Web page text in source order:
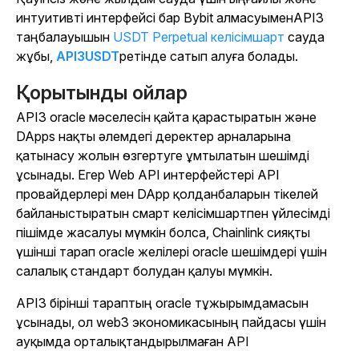
интуитивті интерфейсі бар Bybit алмасуыменAPI3
таңбалауышын USDT Perpetual келісімшарт сауда
жұбы, API3USDTретінде сатып алуға болады.
Қорытынды ойлар
API3 oracle мәселесін қайта қарастыратын және
DApps нақты әлемдегі деректер арналарына
қатынасу жолын өзгертуге ұмтылатын шешімді
ұсынады. Егер Web API интерфейстері API
провайдерлері мен DApp қолданбаларын тікелей
байланыстыратын смарт келісімшартпен үйлесімді
пішімде жасалуы мүмкін болса, Chainlink сияқты
үшінші тарап oracle желілері oracle шешімдері үшін
салалық стандарт болудан қалуы мүмкін.
API3 бірінші тараптың oracle тұжырымдамасын
ұсынады, ол web3 экономикасының пайдасы үшін
ауқымда орталықтандырылмаған API